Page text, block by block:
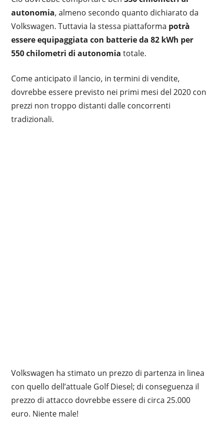
autonomia, almeno secondo quanto dichiarato da
Volkswagen. Tuttavia la stessa piattaforma potrà
essere equipaggiata con batterie da 82 kWh per
550 chilometri di autonomia totale.
Come anticipato il lancio, in termini di vendite,
dovrebbe essere previsto nei primi mesi del 2020 con
prezzi non troppo distanti dalle concorrenti
tradizionali.
Volkswagen ha stimato un prezzo di partenza in linea
con quello dell’attuale Golf Diesel; di conseguenza il
prezzo di attacco dovrebbe essere di circa 25.000
euro. Niente male!